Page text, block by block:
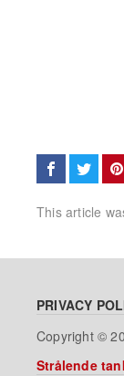
This article
PRIVACY
Copyright ©
Strålende